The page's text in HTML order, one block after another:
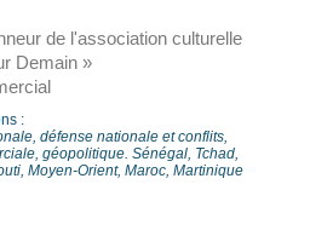
de l'association culturelle
Demain »
:
défense nationale et conflits,
géopolitique. Sénégal, Tchad,
Moyen-Orient, Maroc, Martinique